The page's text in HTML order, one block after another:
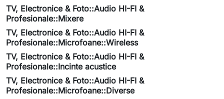
TV, Electronice & Foto::Audio HI-FI &
Profesionale::Mixere
TV, Electronice & Foto::Audio HI-FI &
Profesionale::Microfoane::Wireless
TV, Electronice & Foto::Audio HI-FI &
Profesionale::Incinte acustice
TV, Electronice & Foto::Audio HI-FI &
Profesionale::Microfoane::Diverse